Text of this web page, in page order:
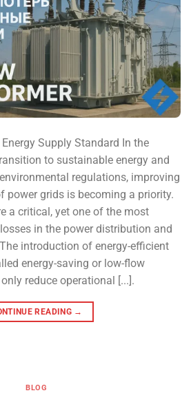
Supply Standard In the
to sustainable energy and
regulations, improving
power grids is becoming a priority.
a critical, yet one of the most
in the power distribution and
introduction of energy-efficient
energy-saving or low-flow
reduce operational [...].
READING →
BLOG